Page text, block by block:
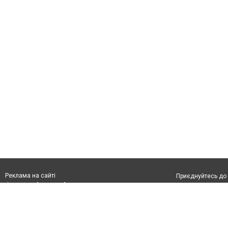
Реклама на сайті
Франшиза "CitySites"
Приєднуйтесь до